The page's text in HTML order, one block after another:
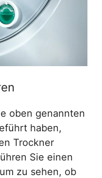
oben genannten
haben,
Trockner
Sie einen
zu sehen, ob